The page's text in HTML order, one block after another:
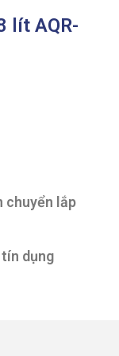
lít AQR-
chuyển lắp
dụng